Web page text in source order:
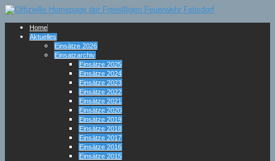
Home
Aktuelles
Einsätze 2026
Einsatzarchiv
Einsätze 2025
Einsätze 2024
Einsätze 2023
Einsätze 2022
Einsätze 2021
Einsätze 2020
Einsätze 2019
Einsätze 2018
Einsätze 2017
Einsätze 2016
Einsätze 2015